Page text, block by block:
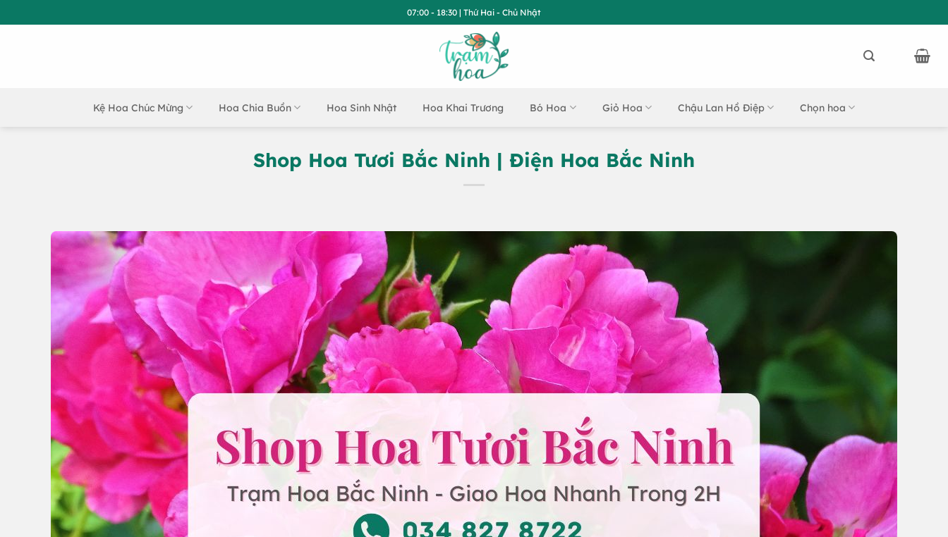
qua
07:00 - 18:30 | Thứ Hai - Chủ Nhật
Kệ Hoa Chúc Mừng Hoa Chia Buồn Hoa Sinh Nhật Hoa Khai Trương Bó Hoa Giỏ Hoa Chậu Lan Hồ Điệp Chọn hoa
Shop Hoa Tươi Bắc Ninh | Điện Hoa Bắc Ninh